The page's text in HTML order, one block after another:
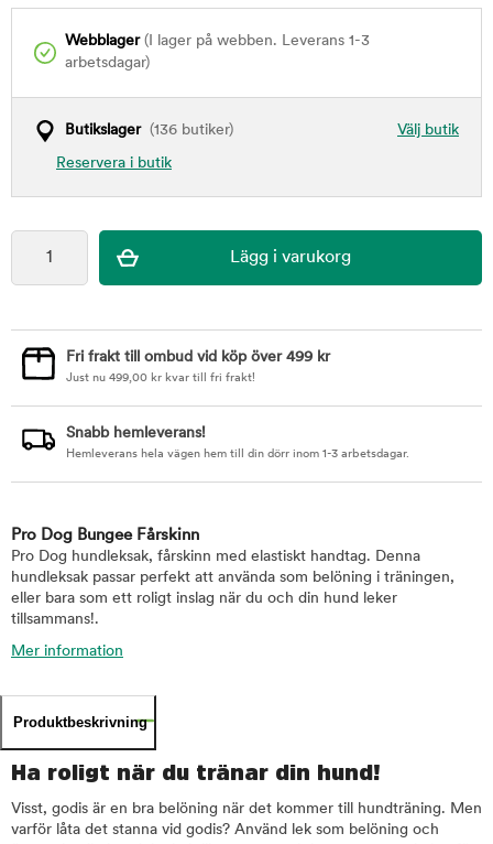
Webblager(I lager på webben. Leverans 1-3
arbetsdagar)
Välj butik
Butikslager(136 butiker)
Reservera i butik
Fri frakt till ombud vid köp över 499 kr
Just nu 499,00 kr kvar till fri frakt!
Snabb hemleverans!
Hemleverans hela vägen hem till din dörr inom 1-3 arbetsdagar.
Pro Dog Bungee Fårskinn
Pro Dog hundleksak, fårskinn med elastiskt handtag. Denna
hundleksak passar perfekt att använda som belöning i träningen,
eller bara som ett roligt inslag när du och din hund leker
tillsammans!.
Mer information
Produktbeskrivning
Ha roligt när du tränar din hund!
Visst, godis är en bra belöning när det kommer till hundträning. Men
varför låta det stanna vid godis? Använd lek som belöning och